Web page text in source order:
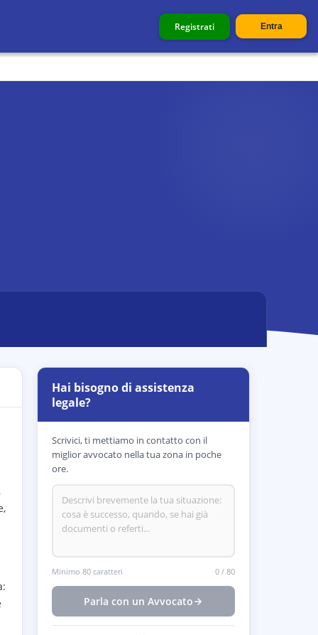
Registrati Entra
Hai bisogno di assistenza
legale?
Scrivici, ti mettiamo in contatto con il
miglior avvocato nella tua zona in poche
ore.
Minimo 80 caratteri 0 / 80
Parla con un Avvocato